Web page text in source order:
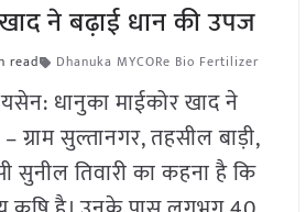
ने बढ़ाई धान की उपज
read Dhanuka MYCORe Bio Fertilizer
धानुका माईकोर खाद ने
ग्राम सुल्तानगर, तहसील बाड़ी,
सुनील तिवारी का कहना है कि